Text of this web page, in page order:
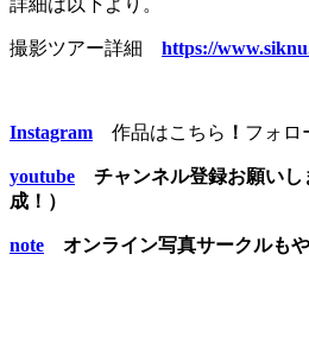
詳細は以下より。
撮影ツアー詳細 https://
Instagram 作品はこちら ！ フォロ
youtube チャンネル登録お願いし
成！）
note オンライン写真サークルも